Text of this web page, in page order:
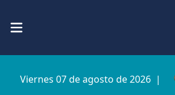
Viernes 07 de agosto de 2026 |